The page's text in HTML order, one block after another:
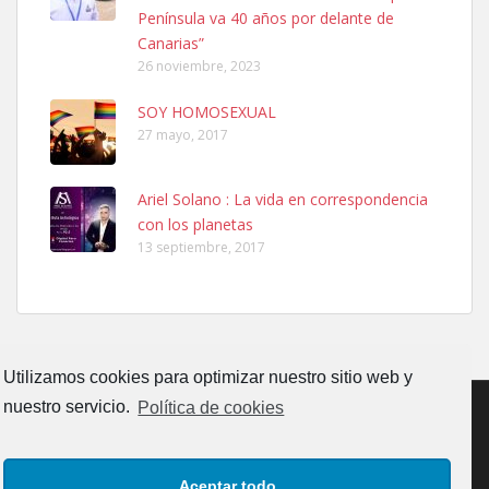
Utilizamos cookies para optimizar nuestro sitio web y
nuestro servicio. Política de cookies
Leales.org » Gran Canaria
6.7.2025
Ninfa perdida
El día 5 se los perdió una ninfa papillera, asustada tiene miedo a la
calle, se perdió por la zon...
Adopcion
Busco casa de acogida para mi perrita ya que por temas de trabajo
Península va 40 años por delante de
Canarias”
26 noviembre, 2023
SOY HOMOSEXUAL
27 mayo, 2017
Ariel Solano : La vida en correspondencia
con los planetas
13 septiembre, 2017